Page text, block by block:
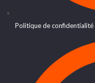
Politique de confidentialité